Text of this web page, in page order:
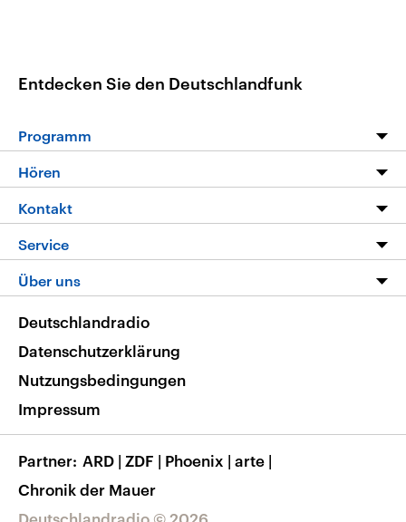
Entdecken Sie den Deutschlandfunk
Programm
Programm
Die Nachrichten
Nachrichtenleicht
Neue Beiträge auf dlf.de
Hören
Livestream
Podcasts
Deutschlandfunk App
Nachrichten App
Frequenzen
Kontakt
Hörerservice
Service
FAQ
Veranstaltungen
Musikliste
RSS
Über uns
Barrierefreiheit
Deutschlandradio © 2026
Deutschlandradio
Datenschutzerklärung
Nutzungsbedingungen
Impressum
Partner ARD | ZDF | Phoenix | arte |
Chronik der Mauer